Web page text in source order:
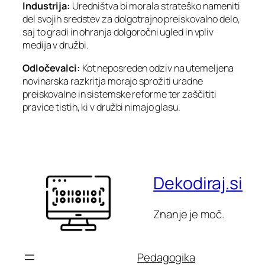
Industrija: Uredništva bi morala strateško nameniti
del svojih sredstev za dolgotrajno preiskovalno delo,
saj to gradi in ohranja dolgoročni ugled in vpliv
medija v družbi.
Odločevalci: Kot neposreden odziv na utemeljena
novinarska razkritja morajo sprožiti uradne
preiskovalne in sistemske reforme ter zaščititi
pravice tistih, ki v družbi nimajo glasu.
Dekodiraj.si
Znanje je moč.
Pedagogika